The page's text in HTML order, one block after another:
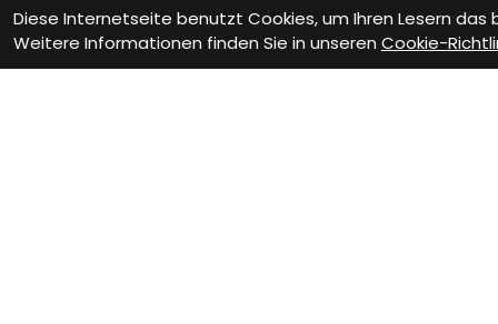
Diese Internetseite benutzt Cookies, um Ihren Lesern
Weitere Informationen finden Sie in unseren Cookie-